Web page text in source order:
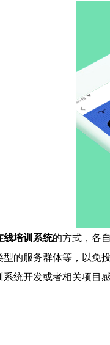
线培训系统的方式，各
型的服务群体等，以免
系统开发或者相关项目